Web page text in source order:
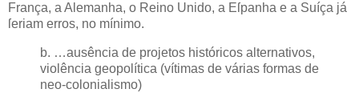
França, a Alemanha, o Reino Unido, a Eſpanha e a Suíça já
ſeriam erros, no mínimo.
b. …ausência de projetos históricos alternativos,
violência geopolítica (vítimas de várias formas de
neo-colonialismo)